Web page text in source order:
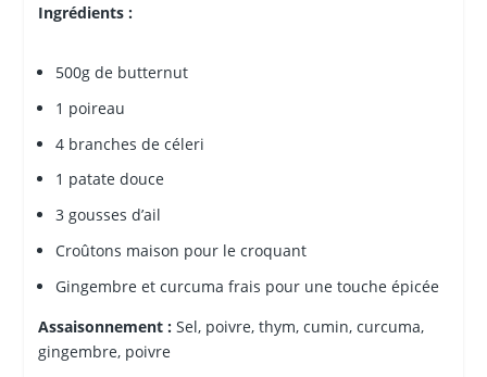
Ingrédients :
500g de butternut
1 poireau
4 branches de céleri
1 patate douce
3 gousses d’ail
Croûtons maison pour le croquant
Gingembre et curcuma frais pour une touche épicée
Assaisonnement :Sel, poivre, thym, cumin, curcuma,
gingembre, poivre